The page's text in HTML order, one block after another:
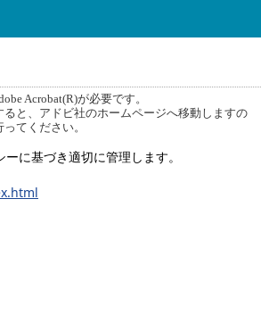
Acrobat(R)が必要です。
と、アドビ社のホームページへ移動しますの
てください。
に基づき適切に管理します。